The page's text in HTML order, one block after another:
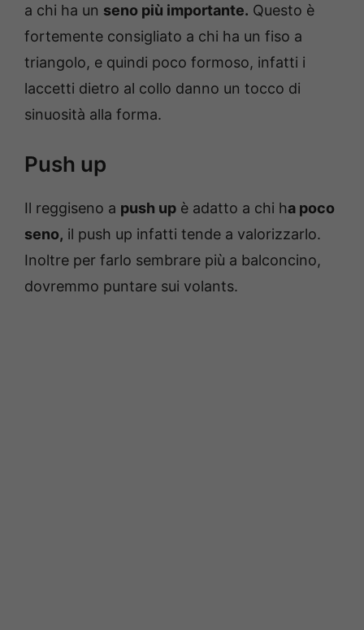
a chi ha un seno più importante. Questo è
fortemente consigliato a chi ha un fiso a
triangolo, e quindi poco formoso, infatti i
laccetti dietro al collo danno un tocco di
sinuosità alla forma.
Push up
Il reggiseno a push up è adatto a chi ha poco
seno, il push up infatti tende a valorizzarlo.
Inoltre per farlo sembrare più a balconcino,
dovremmo puntare sui volants.